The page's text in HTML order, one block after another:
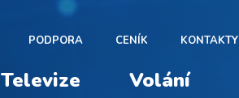
PODPORA CENÍK KONTAKTY
Televize Volání